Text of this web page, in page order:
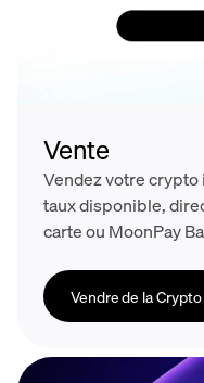
Vente
Vendez votre
taux disponible,
carte ou MoonPay
Vendre de la Crypto